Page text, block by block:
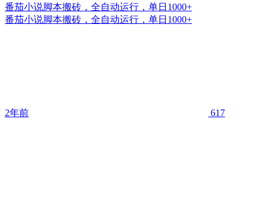
番茄小说脚本搬砖，全自动运行，单日1000+
番茄小说脚本搬砖，全自动运行，单日1000+
2年前 617